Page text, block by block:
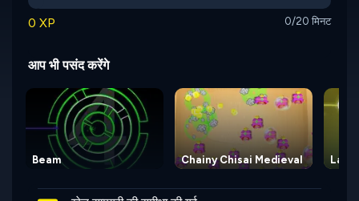
0 XP 0/20 मिनट
आप भी पसंद करेंगे
Beam Chainy Chisai Medieval